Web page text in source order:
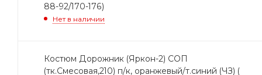
88-92/170-176)
Нет в наличии
Костюм Дорожник (Яркон-2) СОП
(тк.Смесовая,210) п/к, оранжевый/т.синий (ЧЗ) (